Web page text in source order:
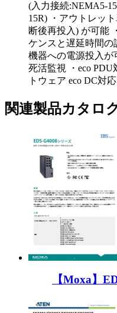
(入力接続:NEMA5-
15R) ・アウトレッ
断後再投入) が可能
ケンスと遅延時間の
機器への電源投入が
死活監視 ・eco
トウェア eco DC対応
関連製品カタロ
【Moxa】